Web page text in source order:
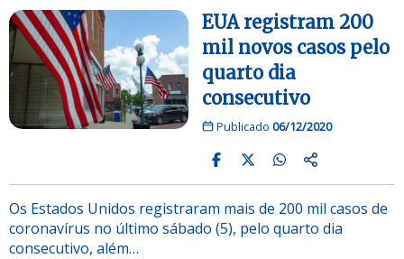
EUA registram 200
mil novos casos pelo
quarto dia
consecutivo
Publicado 06/12/2020
Os Estados Unidos registraram mais de 200 mil casos de
coronavírus no último sábado (5), pelo quarto dia
consecutivo, além…